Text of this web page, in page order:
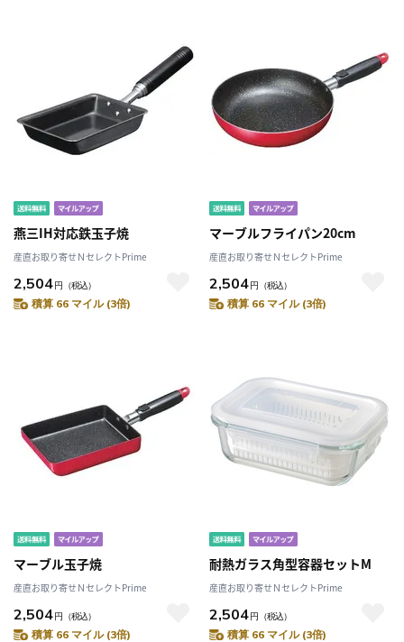
燕三IH対応鉄玉子焼
産直お取り寄せＮセレクトPrime
2,504円 （税込）
積算 66 マイル (3倍)
マーブルフライパン20cm
産直お取り寄せＮセレクトPrime
2,504円 （税込）
積算 66 マイル (3倍)
マーブル玉子焼
産直お取り寄せＮセレクトPrime
2,504円 （税込）
積算 66 マイル (3倍)
耐熱ガラス角型容器セットM
産直お取り寄せＮセレクトPrime
2,504円 （税込）
積算 66 マイル (3倍)